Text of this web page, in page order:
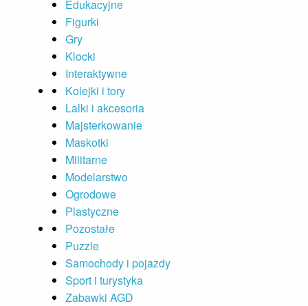
Edukacyjne
Figurki
Gry
Klocki
Interaktywne
Kolejki i tory
Lalki i akcesoria
Majsterkowanie
Maskotki
Militarne
Modelarstwo
Ogrodowe
Plastyczne
Pozostałe
Puzzle
Samochody i pojazdy
Sport i turystyka
Zabawki AGD